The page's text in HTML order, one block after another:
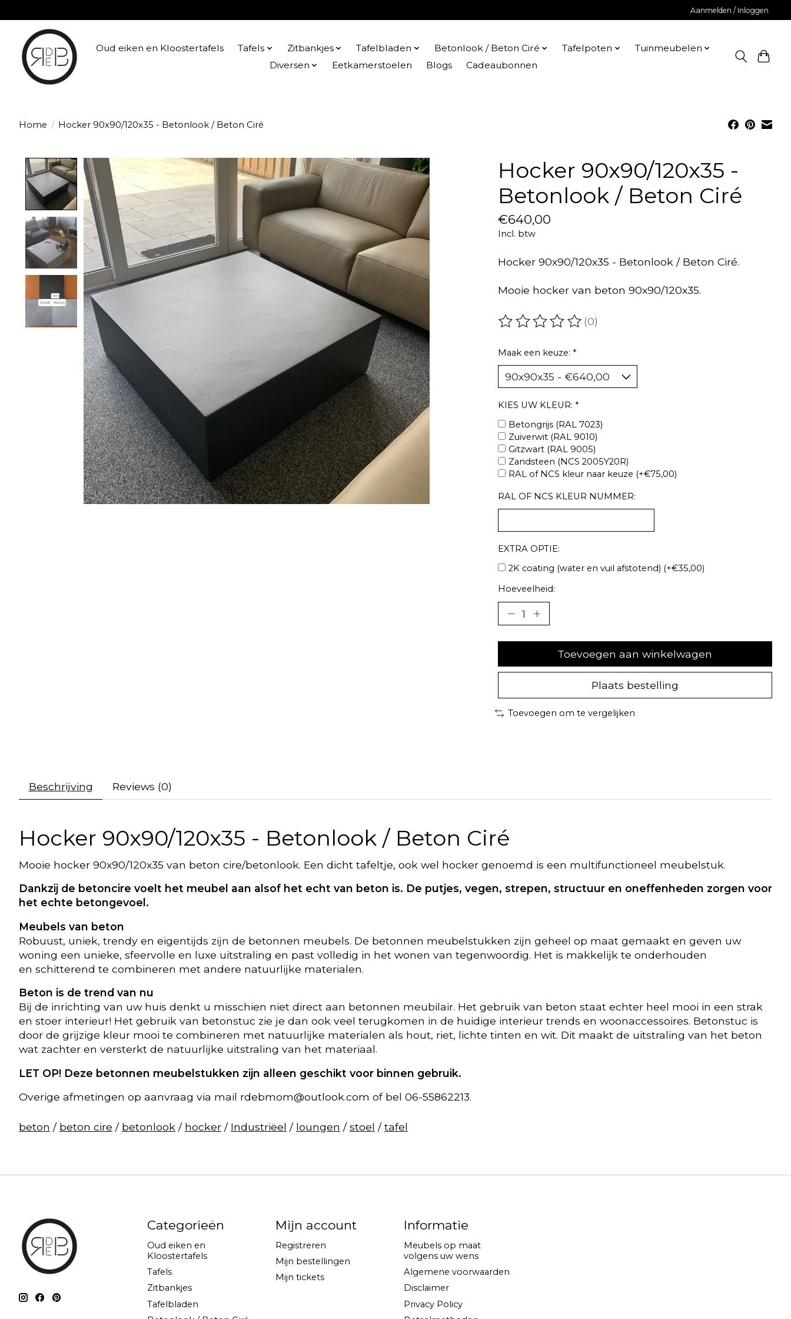
Aanmelden / Inloggen
Oud eiken en Kloostertafels Tafels Zitbankjes Tafelbladen Betonlook / Beton Ciré Tafelpoten
Tuinmeubelen
Diversen
Eetkamerstoelen Blogs Cadeaubonnen
Home / Hocker 90x90/120x35 - Betonlook / Beton Ciré
Product image slideshow Items
Hocker 90x90/120x35 -
Betonlook / Beton Ciré
€640,00
Incl. btw
Hocker 90x90/120x35 - Betonlook / Beton Ciré.
Mooie hocker van beton 90x90/120x35.
De beoordeling van dit product is
(0)
Maak een keuze: *
KIES UW KLEUR: *
Betongrijs (RAL 7023)
Zuiverwit (RAL 9010)
Gitzwart (RAL 9005)
Zandsteen (NCS 2005Y20R)
RAL of NCS kleur naar keuze (+€75,00)
RAL OF NCS KLEUR NUMMER:
EXTRA OPTIE:
2K coating (water en vuil afstotend) (+€35,00)
Hoeveelheid:
Toevoegen aan winkelwagen
Plaats bestelling
Toevoegen om te vergelijken
Beschrijving Reviews (0)
Hocker 90x90/120x35 - Betonlook / Beton Ciré
Mooie hocker 90x90/120x35 van beton cire/betonlook. Een dicht tafeltje, ook wel hocker genoemd is een multifunctioneel meubelstuk.
Dankzij de betoncire voelt het meubel aan alsof het echt van beton is. De putjes, vegen, strepen, structuur en oneffenheden zorgen voor
het echte betongevoel.
Meubels van beton
Robuust, uniek, trendy en eigentijds zijn de betonnen meubels. De betonnen meubelstukken zijn geheel op maat gemaakt en geven uw
woning een unieke, sfeervolle en luxe uitstraling en past volledig in het wonen van tegenwoordig. Het is makkelijk te onderhouden
en schitterend te combineren met andere natuurlijke materialen.
Beton is de trend van nu
Bij de inrichting van uw huis denkt u misschien niet direct aan betonnen meubilair. Het gebruik van beton staat echter heel mooi in een strak
en stoer interieur! Het gebruik van betonstuc zie je dan ook veel terugkomen in de huidige interieur trends en woonaccessoires. Betonstuc is
door de grijzige kleur mooi te combineren met natuurlijke materialen als hout, riet, lichte tinten en wit. Dit maakt de uitstraling van het beton
wat zachter en versterkt de natuurlijke uitstraling van het materiaal.
LET OP! Deze betonnen meubelstukken zijn alleen geschikt voor binnen gebruik.
Overige afmetingen op aanvraag via mail rdebmom@outlook.com of bel 06-55862213.
beton / beton cire / betonlook / hocker / Industriëel / loungen /stoel /tafel
Categorieën
Oud eiken en
Kloostertafels
Tafels
Zitbankjes
Tafelbladen
Mijn account
Registreren
Mijn bestellingen
Mijn tickets
Informatie
Meubels op maat
volgens uw wens
Algemene voorwaarden
Disclaimer
Privacy Policy